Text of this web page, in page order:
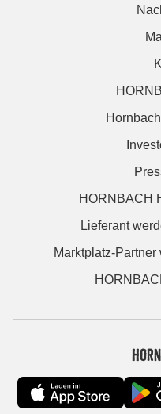
HORNBACH
Lieferant
Marktplatz-